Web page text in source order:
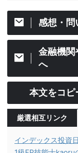
感想・問
金融機関
へ
本文をコ
厳選相互リンク
インデックス投資